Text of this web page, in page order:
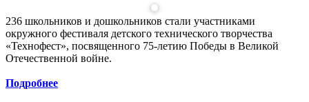
236 школьников и дошкольников стали участниками
окружного фестиваля детского технического творчества
«Технофест», посвященного 75-летию Победы в Великой
Отечественной войне.
Подробнее